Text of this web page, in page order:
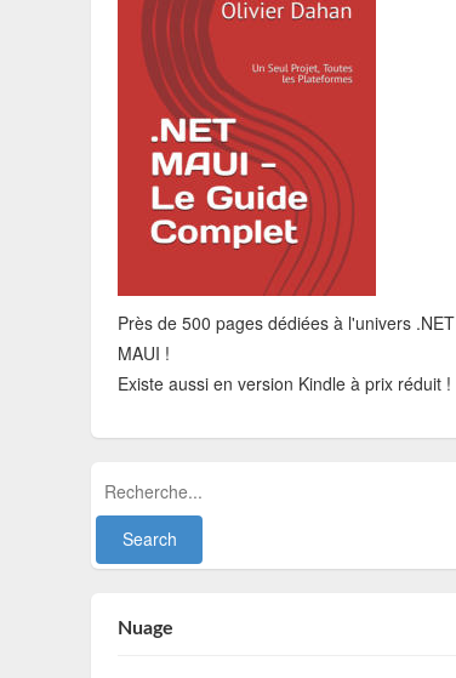
Près de 500 pages dédiées à l'univers .NET
MAUI !
Existe aussi en version Kindle à prix réduit !
Nuage